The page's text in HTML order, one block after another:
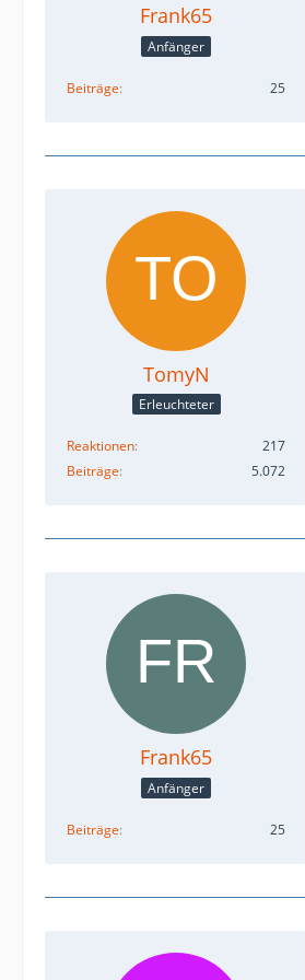
Frank65
Anfänger
Beiträge 25
TomyN
Erleuchteter
Reaktionen
217
Beiträge
5.072
Frank65
Anfänger
Beiträge 25